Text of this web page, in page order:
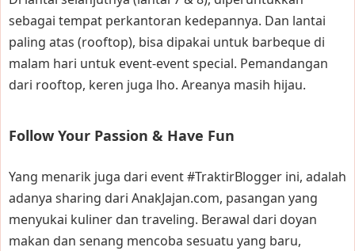
sebagai tempat perkantoran kedepannya. Dan lantai
paling atas (rooftop), bisa dipakai untuk barbeque di
malam hari untuk event-event special. Pemandangan
dari rooftop, keren juga lho. Areanya masih hijau.
Follow Your Passion & Have Fun
Yang menarik juga dari event #TraktirBlogger ini, adalah
adanya sharing dari AnakJajan.com, pasangan yang
menyukai kuliner dan traveling. Berawal dari doyan
makan dan senang mencoba sesuatu yang baru,